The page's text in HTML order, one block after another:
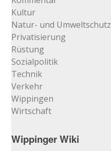
Kultur
Natur- und Umweltschutz
Privatisierung
Rüstung
Sozialpolitik
Technik
Verkehr
Wippingen
Wirtschaft
Wippinger Wiki